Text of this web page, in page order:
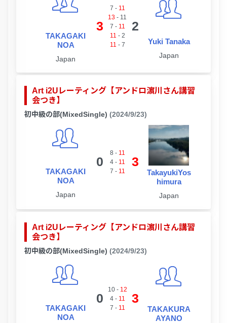
TAKAGAKI
NOA
Japan
3
7 - 11
13 - 11
7 - 11
11 - 2
11 - 7
2
Yuki Tanaka
Japan
Art i2Uレーティング【アンドロ濵川さん講習
会つき】
初中級の部(MixedSingle) (2024/9/23)
TAKAGAKI
NOA
Japan
0
8 - 11
4- 11
7 - 11
3
TakayukiYos
himura
Japan
Art i2Uレーティング【アンドロ濵川さん講習
会つき】
初中級の部(MixedSingle) (2024/9/23)
TAKAGAKI
NOA
0
10- 12
4- 11
7 - 11
3
TAKAKURA
AYANO